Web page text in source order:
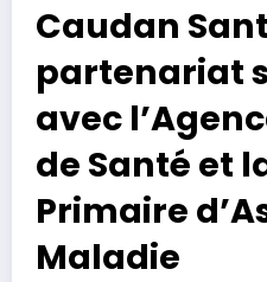
Caudan
partenariat
avec
de Santé et
Primaire
Maladie